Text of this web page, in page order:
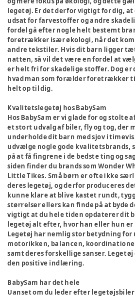
legetøj. Er det derfor vigtigt for dig,
udsat for farvestoffer og andre
fordel gå efter nogle helt bestemt
foretrækker især økologi, når det
andre tekstiler. Hvis dit barn ligger tæt
natten, så vil det være en fordel at
er helt fri for skadelige stoffer. Dog er
hvad man som forælder foretrækker
helt op til dig.
Kvalitetslegetøj hos BabySam
Hos BabySam er vi glade for og stolte
et stort udvalg af biler, fly og tog, der
underholde dit barn med sjov i
udvælge nogle gode kvalitetsbrands,
på at få fingrene i de bedste ting og
siden finder du brands som Wonder
Little Tikes. Små børn er ofte ikke
deres legetøj, og derfor produceres
kunne klare at blive kastet rundt,
størrelser ellers kan finde på at byde
vigtigt at du hele tiden opdaterer dit
legetøj alt efter, hvor han eller hun
Legetøj har nemlig stor betydning
motorikken, balancen,
samt deres forskellige sanser.
den positive indlæring.
BabySam har det hele
Uanset om du leder efter